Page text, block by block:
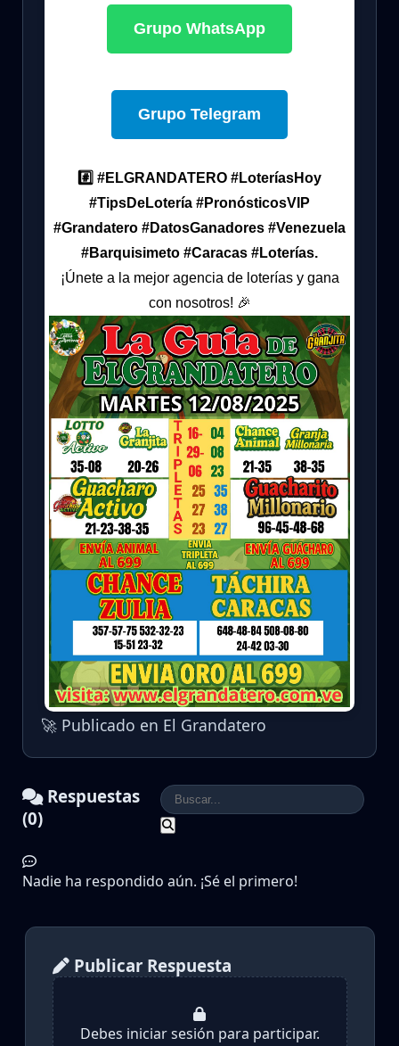
Grupo WhatsApp
Grupo Telegram
#️⃣ #ELGRANDATERO #LoteríasHoy
#TipsDeLotería #PronósticosVIP
#Grandatero #DatosGanadores #Venezuela
#Barquisimeto #Caracas #Loterías.
¡Únete a la mejor agencia de loterías y gana
con nosotros! 🎉
🚀 Publicado en El Grandatero
Respuestas
(0)
Nadie ha respondido aún. ¡Sé el primero!
Publicar Respuesta
Debes iniciar sesión para participar.